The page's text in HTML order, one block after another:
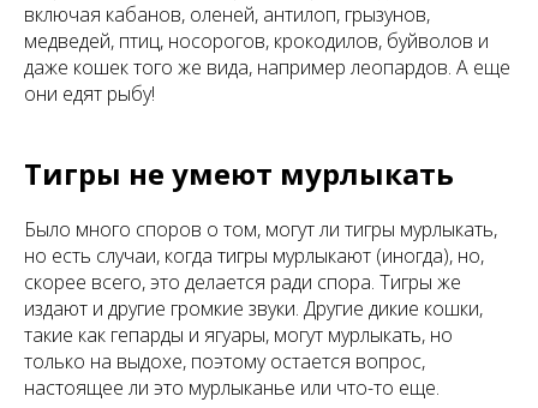
включая кабанов, оленей, антилоп, грызунов,
медведей, птиц, носорогов, крокодилов, буйволов и
даже кошек того же вида, например леопардов. А еще
они едят рыбу!
Тигры не умеют мурлыкать
Было много споров о том, могут ли тигры мурлыкать,
но есть случаи, когда тигры мурлыкают (иногда), но,
скорее всего, это делается ради спора. Тигры же
издают и другие громкие звуки. Другие дикие кошки,
такие как гепарды и ягуары, могут мурлыкать, но
только на выдохе, поэтому остается вопрос,
настоящее ли это мурлыканье или что-то еще.